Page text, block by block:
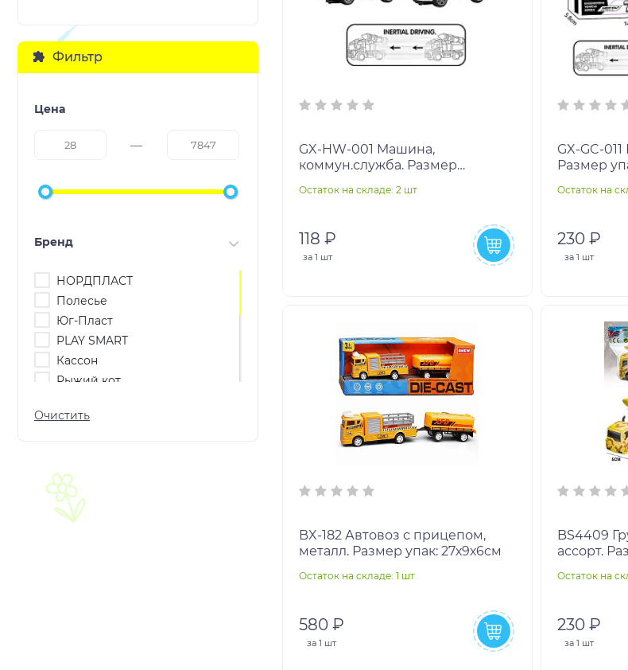
Фильтр
Цена
Бренд
НОРДПЛАСТ
Полесье
Юг-Пласт
PLAY SMART
Кассон
Рыжий кот
РУССКИЙ СТИЛЬ
ПОЛЕСЬЕ
DOLU
DE DE
GX-HW-001 Машина,
коммун.служба. Размер
Остаток на складе: 2 шт
118 ₽
за 1 шт
GX-GC-011 Машина в коробке.
Размер
Остаток на
230 ₽
за1 шт
BX-182 Автовоз с прицепом,
металл. Размер упак: 27х9х6см
Остаток на складе: 1 шт
580 ₽
за 1 шт
BS4409 Грузовик-военный, в
ассорт.
Остаток на
230 ₽
за1 шт